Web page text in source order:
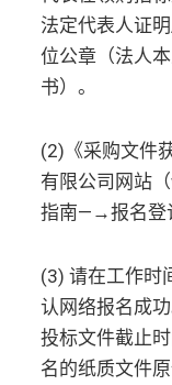
法定代表人证
位公章（法人
书）。
(2)《采购文件
有限公司网站
指南—→报名登
(3) 请在工作时
认网络报名成
投标文件截止
名的纸质文件原